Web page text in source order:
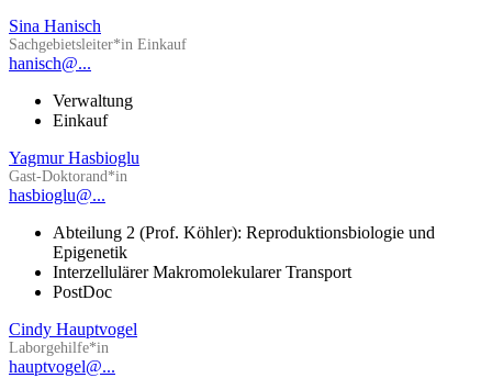
Sina Hanisch
Sachgebietsleiter*in Einkauf
hanisch@...
Verwaltung
Einkauf
Yagmur Hasbioglu
Gast-Doktorand*in
hasbioglu@...
Abteilung 2 (Prof. Köhler): Reproduktionsbiologie und
Epigenetik
Interzellulärer Makromolekularer Transport
PostDoc
Cindy Hauptvogel
Laborgehilfe*in
hauptvogel@...